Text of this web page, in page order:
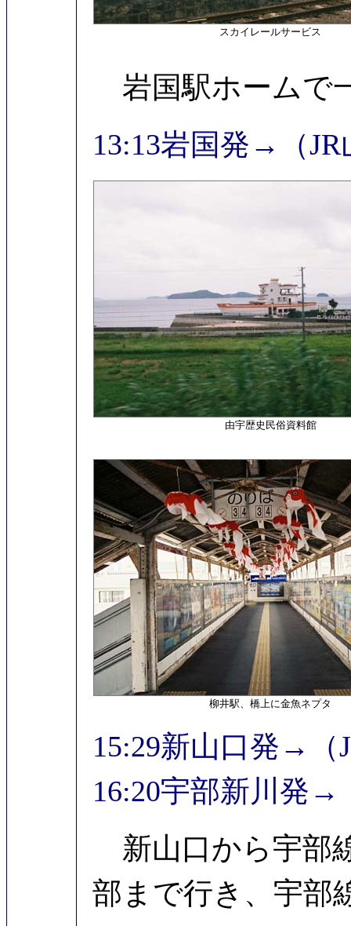
スカイレールサービス
岩国駅ホームで
13:13岩国発→（
由宇歴史民俗資料館
柳井駅、橋上に金魚ネプタ
15:29新山口発→（
16:20宇部新川発→
新山口から宇部
部まで行き、宇部